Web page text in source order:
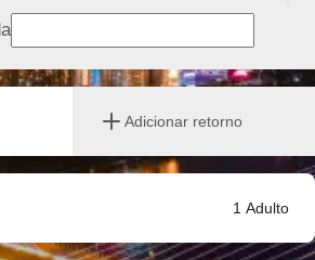
Adicionar retorno
1 Adulto